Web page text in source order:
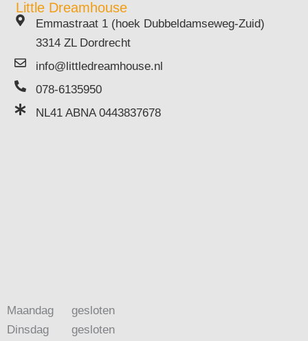
Little Dreamhouse
Emmastraat 1 (hoek Dubbeldamseweg-Zuid)
3314 ZL Dordrecht
info@littledreamhouse.nl
078-6135950
NL41 ABNA 0443837678
Maandag
Dinsdag
gesloten
gesloten